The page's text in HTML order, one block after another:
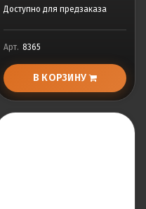
Доступно для предзаказа
Арт. 8365
В КОРЗИНУ